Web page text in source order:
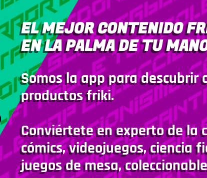
EL MEJOR CONTENIDO
EN LA PALMA DE TU
Somos la app para descubrir
productos friki.
Conviértete en experto de la
cómics, videojuegos, ciencia
juegos de mesa,